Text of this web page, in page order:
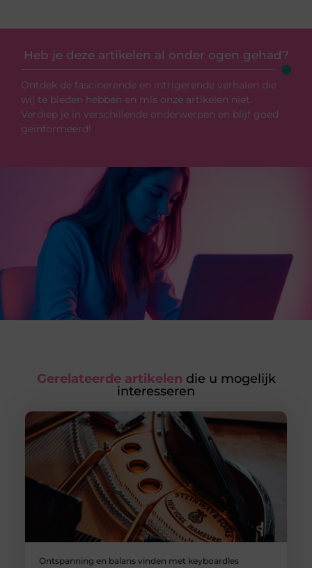
Heb je deze artikelen al onder ogen gehad?
Ontdek de fascinerende en intrigerende verhalen die
wij te bieden hebben en mis onze artikelen niet.
Verdiep je in verschillende onderwerpen en blijf goed
geïnformeerd!
Gerelateerde artikelen die u mogelijk
interesseren
Ontspanning en balans vinden met keyboardles